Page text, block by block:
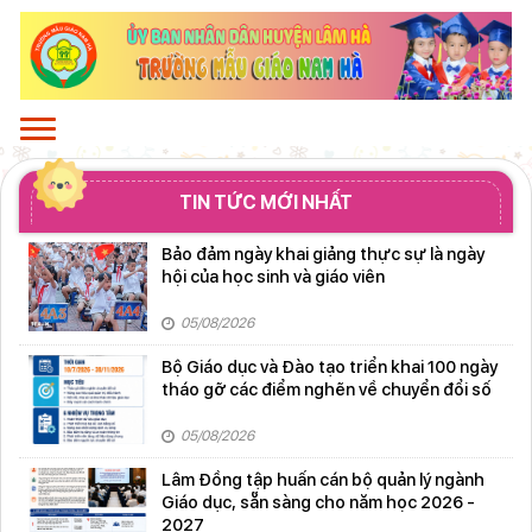
TIN TỨC MỚI NHẤT
Bảo đảm ngày khai giảng thực sự là ngày
hội của học sinh và giáo viên
05/08/2026
Bộ Giáo dục và Đào tạo triển khai 100 ngày
tháo gỡ các điểm nghẽn về chuyển đổi số
05/08/2026
Lâm Đồng tập huấn cán bộ quản lý ngành
Giáo dục, sẵn sàng cho năm học 2026 -
2027